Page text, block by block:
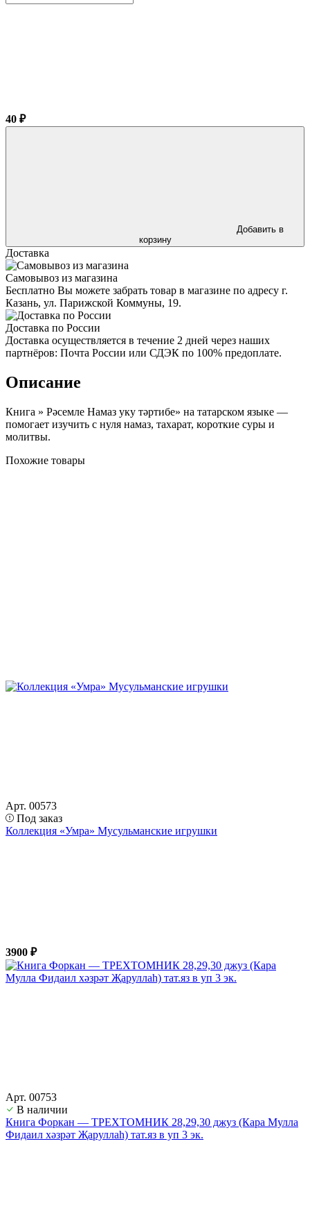
40 ₽
Добавить в
корзину
Доставка
Самовывоз из магазина
Бесплатно Вы можете забрать товар в магазине по адресу г.
Казань, ул. Парижской Коммуны, 19.
Доставка по России
Доставка осуществляется в течение 2 дней через наших
партнёров: Почта России или СДЭК по 100% предоплате.
Описание
Книга » Рәсемле Намаз уку тәртибе» на татарском языке —
помогает изучить с нуля намаз, тахарат, короткие суры и
молитвы.
Похожие товары
Арт. 00573
Под заказ
Коллекция «Умра» Мусульманские игрушки
3900 ₽
Арт. 00753
В наличии
Книга Форкан — ТРЕХТОМНИК 28,29,30 джуз (Кара Мулла
Фидаил хәзрәт Җаруллаһ) тат.яз в уп 3 эк.